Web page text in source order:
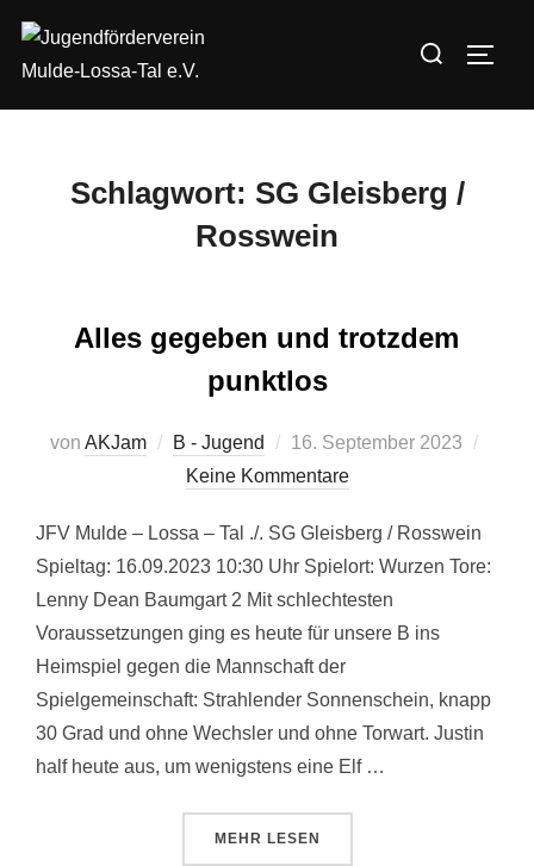
Inhalt
springen
Suchen
Schlagwort: SG Gleisberg /
Rosswein
Alles gegeben und trotzdem
punktlos
von AKJam B - Jugend
Veröffentlicht
am
16. September 2023
Keine Kommentare
JFV Mulde – Lossa – Tal ./. SG Gleisberg / Rosswein
Spieltag: 16.09.2023 10:30 Uhr Spielort: Wurzen Tore:
Lenny Dean Baumgart 2 Mit schlechtesten
Voraussetzungen ging es heute für unsere B ins
Heimspiel gegen die Mannschaft der
Spielgemeinschaft: Strahlender Sonnenschein, knapp
30 Grad und ohne Wechsler und ohne Torwart. Justin
half heute aus, um wenigstens eine Elf …
MEHR ÜBER „ALLES GEGEBEN UND
LESEN